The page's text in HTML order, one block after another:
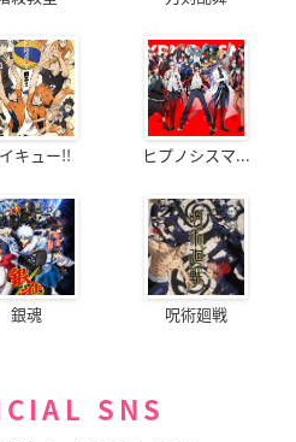
キュー!! ヒプノシスマ...
銀魂 呪術廻戦
SNS